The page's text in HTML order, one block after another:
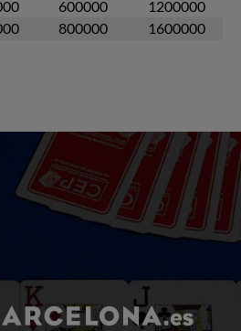
600000
1200000
800000 1600000